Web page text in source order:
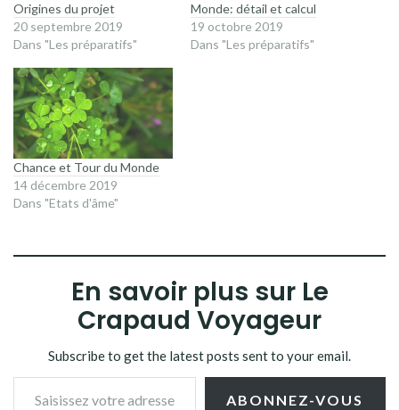
Origines du projet
20 septembre 2019
Dans "Les préparatifs"
Monde: détail et calcul
19 octobre 2019
Dans "Les préparatifs"
Chance et Tour du Monde
14 décembre 2019
Dans "Etats d'âme"
En savoir plus sur Le
Crapaud Voyageur
Subscribe to get the latest posts sent to your email.
Saisissez votre adresse e-mail…
ABONNEZ-VOUS